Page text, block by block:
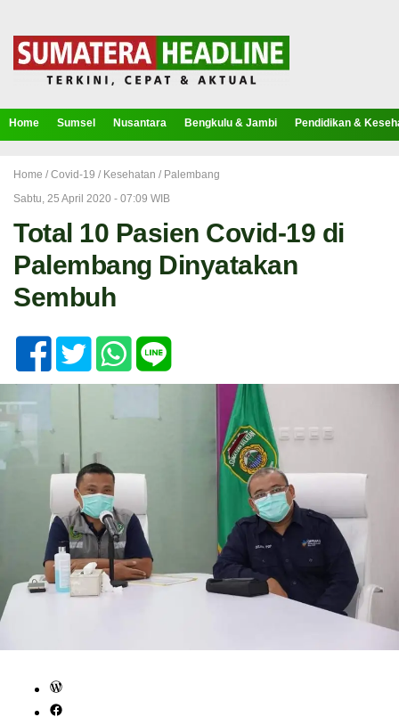
Home Sumsel Nusantara Bengkulu & Jambi Pendidikan &
Home / Covid-19 / Kesehatan / Palembang
Sabtu, 25 April 2020 - 07:09 WIB
Total 10 Pasien Covid-19 di
Palembang Dinyatakan
Sembuh
WordPress
Facebook